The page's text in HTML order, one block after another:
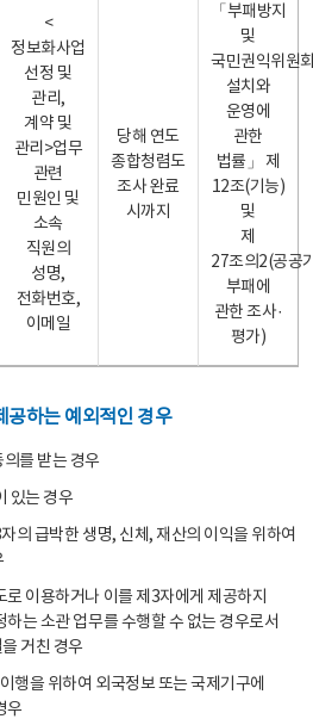
<
정보화사업
선정 및
관리,
계약 및
관리>업무
관련
민원인 및
소속
직원의
성명,
전화번호,
이메일
당해 연도
종합청렴도
조사 완료
시까지
「부패방지
및
국민권익위원
설치와
운영에
관한
법률」 제
12조(기능)
및
제
27조의2(공공
부패에
관한 조사·
평가)
공하는 예외적인 경우
를 받는 경우
있는 경우
의 급박한 생명, 신체, 재산의 이익을 위하여
로 이용하거나 이를 제3자에게 제공하지
는 소관 업무를 수행할 수 없는 경우로서
거친 경우
행을 위하여 외국정보 또는 국제기구에
우